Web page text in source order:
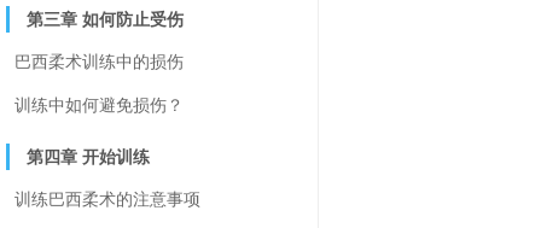
第三章 如何防止受伤
巴西柔术训练中的损伤
训练中如何避免损伤？
第四章 开始训练
训练巴西柔术的注意事项